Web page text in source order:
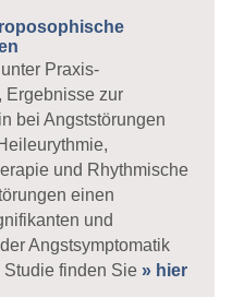
Praxis-
Ergebnisse zur
bei Angststörungen
und Rhythmische
einen
und
Angstsymptomatik
finden Sie » hier